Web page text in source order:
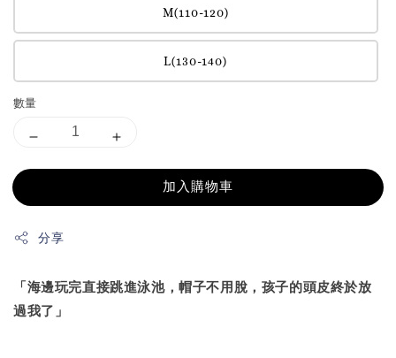
M(110-120)
L(130-140)
數量
加入購物車
分享
「海邊玩完直接跳進泳池，帽子不用脫，孩子的頭皮終於放
過我了」